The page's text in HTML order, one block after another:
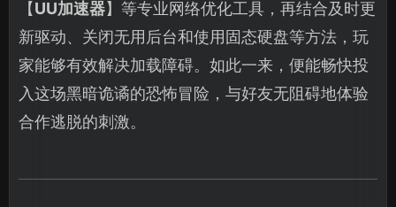
【UU加速器】等专业网络优化工具，再结合及时更
新驱动、关闭无用后台和使用固态硬盘等方法，玩
家能够有效解决加载障碍。如此一来，便能畅快投
入这场黑暗诡谲的恐怖冒险，与好友无阻碍地体验
合作逃脱的刺激。